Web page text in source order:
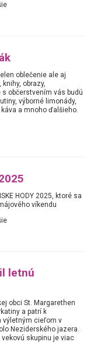
oblečenie ale aj
knihy, obrazy,
občerstvením vás budú
výborné limonády,
a mnoho ďalšieho.
HODY 2025, ktoré sa
víkendu
letnú
obci St. Margarethen
a patrí k
výletným cieľom v
Neziderského jazera.
skupinu je viac